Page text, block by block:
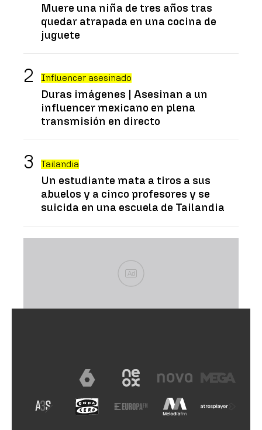
Muere una niña de tres años tras
quedar atrapada en una cocina de
juguete
Influencer asesinado
Duras imágenes | Asesinan a un
influencer mexicano en plena
transmisión en directo
Tailandia
Un estudiante mata a tiros a sus
abuelos y a cinco profesores y se
suicida en una escuela de Tailandia
Ad